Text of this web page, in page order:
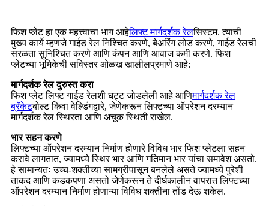
फिश प्लेट हा एक महत्त्वाचा भाग आहेलिफ्ट मार्गदर्शक रेलसिस्टम. त्याची
मुख्य कार्ये म्हणजे गाईड रेल निश्चित करणे, बेअरिंग लोड करणे, गाईड रेलची
सरळता सुनिश्चित करणे आणि कंपन आणि आवाज कमी करणे. फिश
प्लेटच्या भूमिकेची सविस्तर ओळख खालीलप्रमाणे आहे:
मार्गदर्शक रेल दुरुस्त करा
फिश प्लेट लिफ्ट गाईड रेलशी घट्ट जोडलेली आहे आणिमार्गदर्शक रेल
ब्रॅकेटबोल्ट किंवा वेल्डिंगद्वारे, जेणेकरून लिफ्टच्या ऑपरेशन दरम्यान
मार्गदर्शक रेल स्थिरता आणि अचूक स्थिती राखेल.
भार सहन करणे
लिफ्टच्या ऑपरेशन दरम्यान निर्माण होणारे विविध भार फिश प्लेटला सहन
करावे लागतात, ज्यामध्ये स्थिर भार आणि गतिमान भार यांचा समावेश असतो.
हे सामान्यतः उच्च-शक्तीच्या सामग्रीपासून बनलेले असते ज्यामध्ये पुरेशी
ताकद आणि कडकपणा असतो जेणेकरून ते दीर्घकालीन वापरात लिफ्टच्या
ऑपरेशन दरम्यान निर्माण होणाऱ्या विविध शक्तींना तोंड देऊ शकेल.